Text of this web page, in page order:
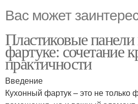
Вас может
Пластиковые
фартуке: сочетание
практичности
Введение
Кухонный фартук – это не только